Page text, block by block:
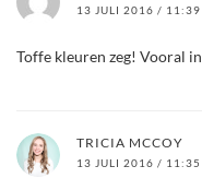
13 JULI 2016 / 11:39
Toffe kleuren zeg! Vooral
TRICIA MCCOY
13 JULI 2016 / 11:35